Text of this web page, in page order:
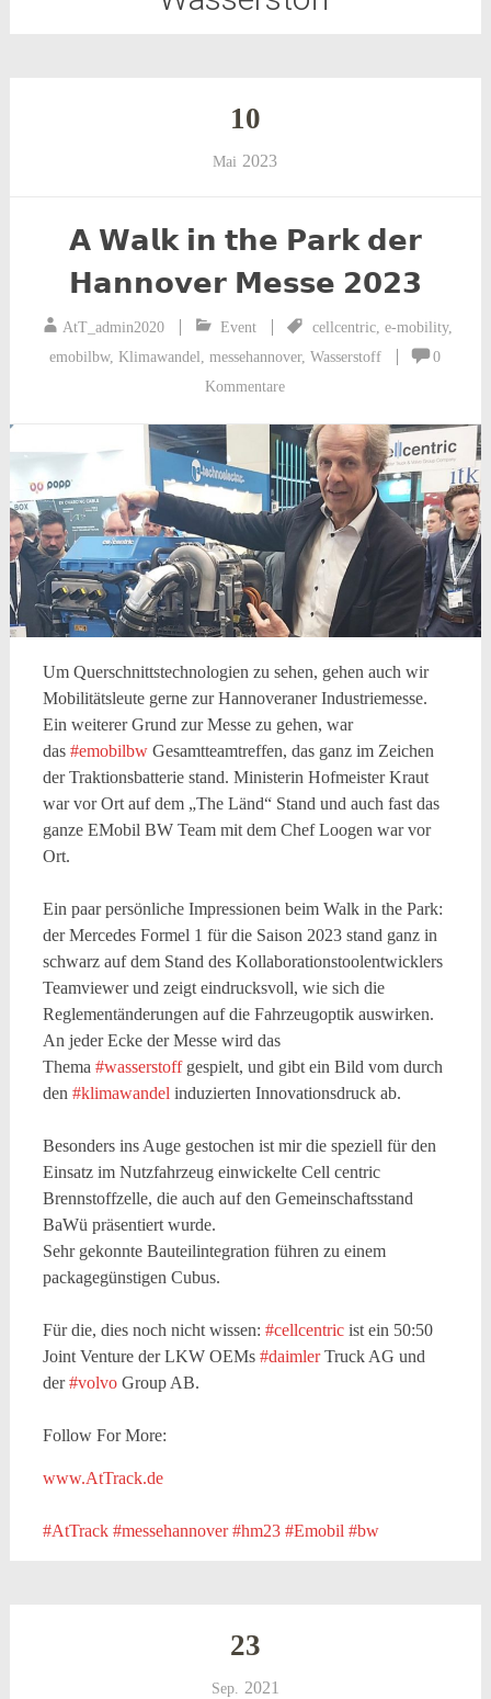
10
Mai 2023
𝗔 𝗪𝗮𝗹𝗸 𝗶𝗻 𝘁𝗵𝗲 𝗣𝗮𝗿𝗸 𝗱𝗲𝗿
𝗛𝗮𝗻𝗻𝗼𝘃𝗲𝗿 𝗠𝗲𝘀𝘀𝗲 𝟮𝟬𝟮𝟯
AtT_admin2020 Event cellcentric, e-mobility,
emobilbw,Klimawandel ,messehannover,Wasserstoff
0
Kommentare
Um Querschnittstechnologien zu sehen, gehen auch wir
Mobilitätsleute gerne zur Hannoveraner Industriemesse.
Ein weiterer Grund zur Messe zu gehen, war
das #emobilbwGesamtteamtreffen, das ganz im Zeichen
der Traktionsbatterie stand. Ministerin Hofmeister Kraut
war vor Ort auf dem „The Länd“ Stand und auch fast das
ganze EMobil BW Team mit dem Chef Loogen war vor
Ort.
Ein paar persönliche Impressionen beim Walk in the Park:
der Mercedes Formel 1 für die Saison 2023 stand ganz in
schwarz auf dem Stand des Kollaborationstoolentwicklers
Teamviewer und zeigt eindrucksvoll, wie sich die
Reglementänderungen auf die Fahrzeugoptik auswirken.
An jeder Ecke der Messe wird das
Thema #wasserstoffgespielt, und gibt ein Bild vom durch
den #klimawandel induzierten Innovationsdruck ab.
Besonders ins Auge gestochen ist mir die speziell für den
Einsatz im Nutzfahrzeug einwickelte Cell centric
Brennstoffzelle, die auch auf den Gemeinschaftsstand
BaWü präsentiert wurde.
Sehr gekonnte Bauteilintegration führen zu einem
packagegünstigen Cubus.
Für die, dies noch nicht wissen: #cellcentricist ein 50:50
Joint Venture der LKW OEMs #daimlerTruck AG und
der#volvoGroup AB.
Follow For More:
www.AtTrack.de
#AtTrack #messehannover #hm23 #Emobil #bw
23
Sep. 2021